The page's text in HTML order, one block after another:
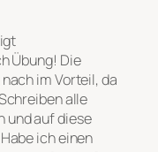
Übung! Die
im Vorteil, da
alle
und auf diese
ich einen